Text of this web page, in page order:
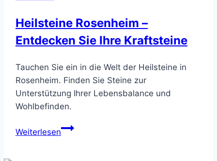
Heilsteine Rosenheim –
Entdecken Sie Ihre Kraftsteine
Tauchen Sie ein in die Welt der Heilsteine in
Rosenheim. Finden Sie Steine zur
Unterstützung Ihrer Lebensbalance und
Wohlbefinden.
WeiterlesenHeilsteine